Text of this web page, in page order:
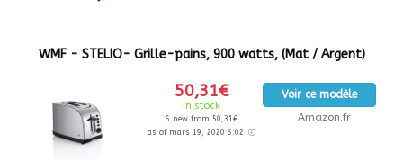
WMF - STELIO- Grille-pains, 900 watts, (Mat / Argent)
50,31€
in stock
6 new from 50,31€
as of mars 19, 2020 6:02
Voir ce modèle
Amazon.fr